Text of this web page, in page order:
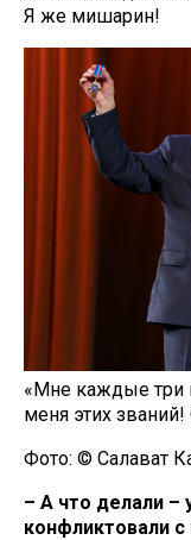
Я же мишарин!
«Мне каждые три
меня этих
Фото: © Салават
– А что делали –
конфликтовали с